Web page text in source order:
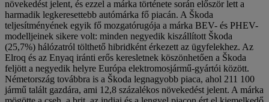
növekedést jelent, és ezzel a márka története során először lett a
harmadik legkeresettebb autómárka fő piacán. A Škoda
teljesítményének egyik fő mozgatórugója a márka BEV- és PHEV-
modelljeinek sikere volt: minden negyedik kiszállított Škoda
(25,7%) hálózatról tölthető hibridként érkezett az ügyfelekhez. Az
Elroq és az Enyaq iránti erős keresletnek köszönhetően a Škoda
feljött a negyedik helyre Európa elektromosjármű-gyártói között.
Németország továbbra is a Škoda legnagyobb piaca, ahol 211 100
jármű talált gazdára, ami 12,8 százalékos növekedést jelent. A márka